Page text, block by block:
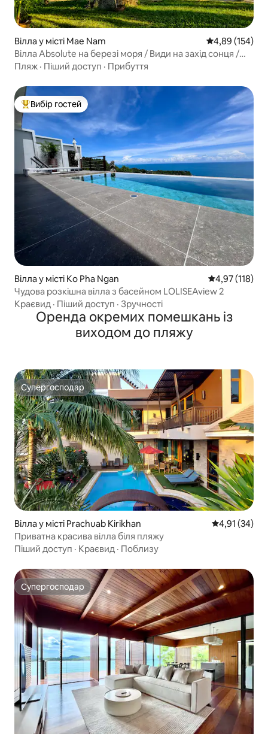
Вілла у місті Mae Nam Середня
4,89 (154)
Вілла Absolute на березі моря / Види на захід сонця /
23 пальми
Пляж · Піший доступ · Прибуття
Топ вибір гостей
Вибір гостей
Вілла у місті Ko Pha Ngan Середня
4,97 (118)
Чудова розкішна вілла з басейном LOLISEAview 2
Краєвид · Піший доступ · Зручності
Оренда окремих помешкань із
виходом до пляжу
Супергосподар
Супергосподар
Вілла у місті Prachuab Kirikhan Середня
4,91 (34)
Приватна красива вілла біля пляжу
Піший доступ · Краєвид · Поблизу
Супергосподар
Супергосподар